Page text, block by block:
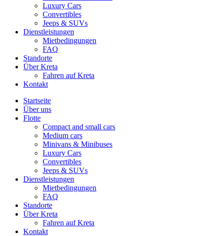
Luxury Cars
Convertibles
Jeeps & SUVs
Dienstleistungen
Mietbedingungen
FAQ
Standorte
Über Kreta
Fahren auf Kreta
Kontakt
Startseite
Über uns
Flotte
Compact and small cars
Medium cars
Minivans & Minibuses
Luxury Cars
Convertibles
Jeeps & SUVs
Dienstleistungen
Mietbedingungen
FAQ
Standorte
Über Kreta
Fahren auf Kreta
Kontakt